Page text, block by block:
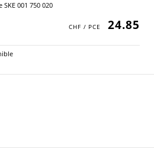
SKE 001 750 020
24.85